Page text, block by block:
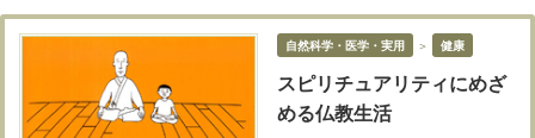
自然科学・医学・実用 ＞ 健康
スピリチュアリティにめざ
める仏教生活